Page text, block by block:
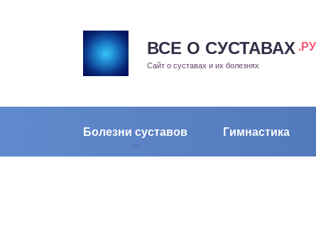
ВСЕ О СУСТАВАХ .РУ
Сайт о суставах и их болезнях
Болезни суставов Гимнастика